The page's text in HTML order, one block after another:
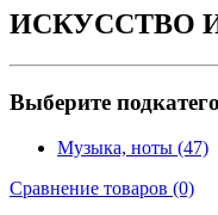
ИСКУССТВО
Выберите
Музыка, ноты (47)
Сравнение товаров (0)